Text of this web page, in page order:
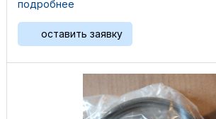
подробнее
оставить заявку